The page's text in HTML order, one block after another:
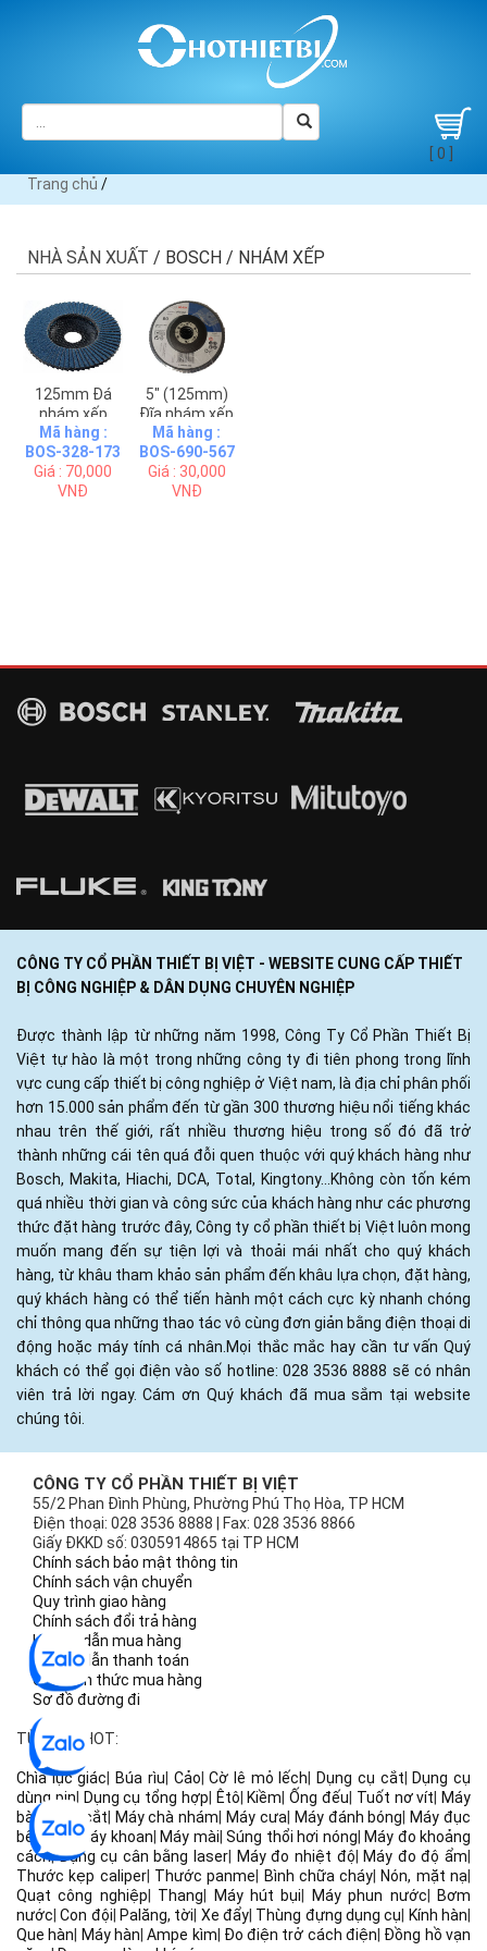
[ 0 ]
Trang chủ /
NHÀ SẢN XUẤT / BOSCH / NHÁM XẾP
125mm Đá
nhám xếp
Bosch
2608607328
Mã hàng :
BOS-328-173
Giá : 70,000
VNĐ
5" (125mm)
Đĩa nhám xếp
P80 Bosch
2608601690
Mã hàng :
BOS-690-567
Giá : 30,000
VNĐ
CÔNG TY CỔ PHẦN THIẾT BỊ VIỆT - WEBSITE CUNG CẤP THIẾT
BỊ CÔNG NGHIỆP & DÂN DỤNG CHUYÊN NGHIỆP
Được thành lập từ những năm 1998, Công Ty Cổ Phần Thiết Bị
Việt tự hào là một trong những công ty đi tiên phong trong lĩnh
vực cung cấp thiết bị công nghiệp ở Việt nam, là địa chỉ phân phối
hơn 15.000 sản phẩm đến từ gần 300 thương hiệu nổi tiếng khác
nhau trên thế giới, rất nhiều thương hiệu trong số đó đã trở
thành những cái tên quá đỗi quen thuộc với quý khách hàng như
Bosch, Makita, Hiachi, DCA, Total, Kingtony...Không còn tốn kém
quá nhiều thời gian và công sức của khách hàng như các phương
thức đặt hàng trước đây, Công ty cổ phần thiết bị Việt luôn mong
muốn mang đến sự tiện lợi và thoải mái nhất cho quý khách
hàng, từ khâu tham khảo sản phẩm đến khâu lựa chọn, đặt hàng,
quý khách hàng có thể tiến hành một cách cực kỳ nhanh chóng
chỉ thông qua những thao tác vô cùng đơn giản bằng điện thoại di
động hoặc máy tính cá nhân.Mọi thắc mắc hay cần tư vấn Quý
khách có thể gọi điện vào số hotline: 028 3536 8888 sẽ có nhân
viên trả lời ngay. Cám ơn Quý khách đã mua sắm tại website
chúng tôi.
CÔNG TY CỔ PHẦN THIẾT BỊ VIỆT
55/2 Phan Đình Phùng, Phường Phú Thọ Hòa, TP HCM
Điện thoại: 028 3536 8888 | Fax: 028 3536 8866
Giấy ĐKKD số: 0305914865 tại TP HCM
Chính sách bảo mật thông tin
Chính sách vận chuyển
Quy trình giao hàng
Chính sách đổi trả hàng
Hướng dẫn mua hàng
Hướng dẫn thanh toán
Các hình thức mua hàng
Sơ đồ đường đi
TỪ KHÓA HOT:
Chìa lục giác Búa rìu Cảo |Cờ lê mỏ lếch Dụng cụ cắt
Dụng cụ
dùng pin| Dụng cụ tổng hợp Êtô Kiềm |Ống đếu Tuốt nơ vít
Máy
bào|Máy cắt Máy chà nhám Máy cưa| Máy đánh bóng
Máy đục
bê tông|Máy khoan Máy mài Súng thổi hơi nóng Máy đo khoảng
cách|Dụng cụ cân bằng laser Máy đo nhiệt độ Máy đo độ ẩm
Thước kẹp caliper| Thước panme Bình chữa cháy Nón, mặt nạ
Quạt công nghiệp
Thang Máy hút bụi Máy phun nước
Bơm
nước |Con đội Palăng, tời Xe đẩy Thùng đựng dụng cụ Kính hàn
Que hàn
Máy hàn |Ampe kìm Đo điện trở cách điện Đồng hồ vạn